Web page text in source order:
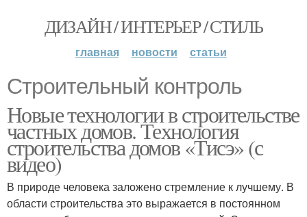
ДИЗАЙН / ИНТЕРЬЕР / СТИЛЬ
главная новости статьи
Строительный контроль
Новые технологии в строительстве
частных домов. Технология
строительства домов «Тисэ» (с
видео)
В природе человека заложено стремление к лучшему. В
области строительства это выражается в постоянном